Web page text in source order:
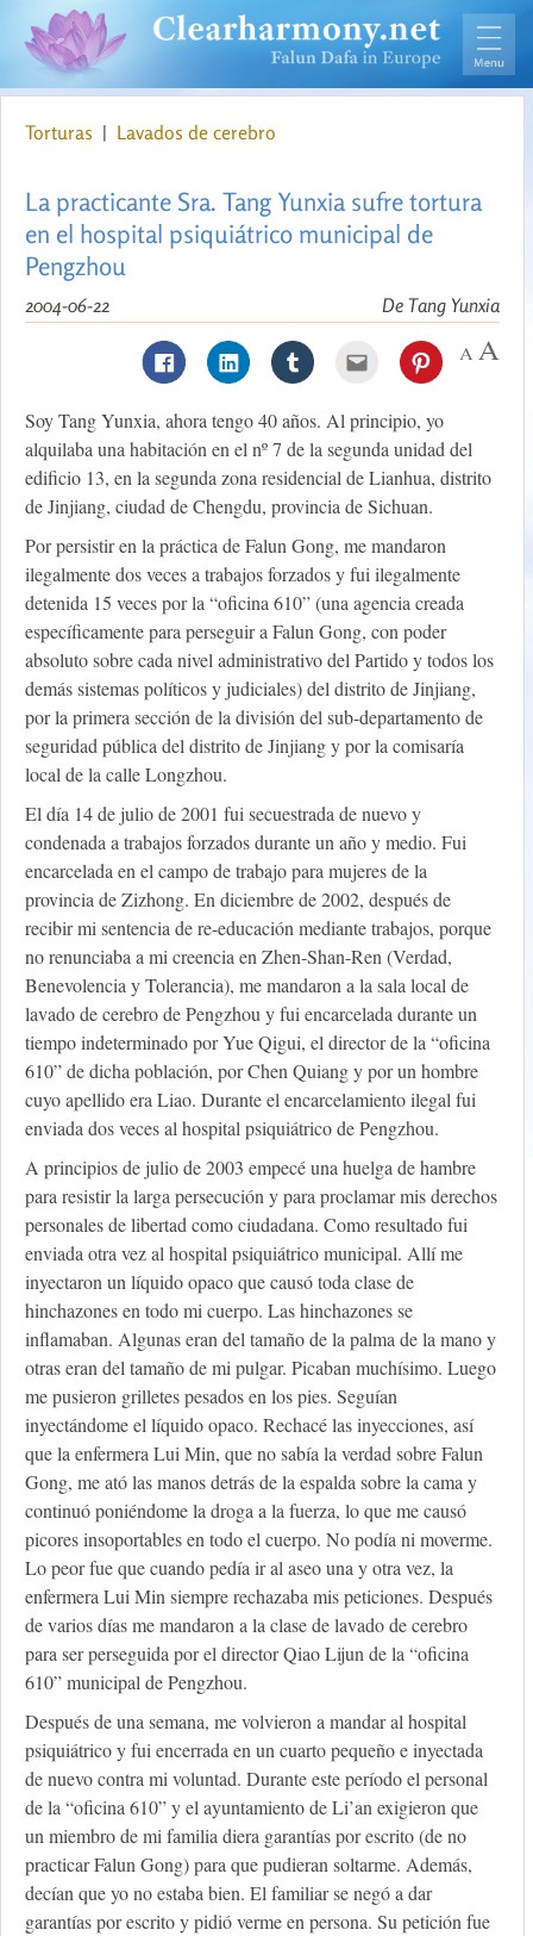
Torturas | Lavados de cerebro
La practicante Sra. Tang Yunxia sufre tortura
en el hospital psiquiátrico municipal de
Pengzhou
De Tang Yunxia
2004-06-22
Soy Tang Yunxia, ahora tengo 40 años. Al principio, yo
alquilaba una habitación en el nº 7 de la segunda unidad del
edificio 13, en la segunda zona residencial de Lianhua, distrito
de Jinjiang, ciudad de Chengdu, provincia de Sichuan.
Por persistir en la práctica de Falun Gong, me mandaron
ilegalmente dos veces a trabajos forzados y fui ilegalmente
detenida 15 veces por la “oficina 610” (una agencia creada
específicamente para perseguir a Falun Gong, con poder
absoluto sobre cada nivel administrativo del Partido y todos los
demás sistemas políticos y judiciales) del distrito de Jinjiang,
por la primera sección de la división del sub-departamento de
seguridad pública del distrito de Jinjiang y por la comisaría
local de la calle Longzhou.
El día 14 de julio de 2001 fui secuestrada de nuevo y
condenada a trabajos forzados durante un año y medio. Fui
encarcelada en el campo de trabajo para mujeres de la
provincia de Zizhong. En diciembre de 2002, después de
recibir mi sentencia de re-educación mediante trabajos, porque
no renunciaba a mi creencia en Zhen-Shan-Ren (Verdad,
Benevolencia y Tolerancia), me mandaron a la sala local de
lavado de cerebro de Pengzhou y fui encarcelada durante un
tiempo indeterminado por Yue Qigui, el director de la “oficina
610” de dicha población, por Chen Quiang y por un hombre
cuyo apellido era Liao. Durante el encarcelamiento ilegal fui
enviada dos veces al hospital psiquiátrico de Pengzhou.
A principios de julio de 2003 empecé una huelga de hambre
para resistir la larga persecución y para proclamar mis derechos
personales de libertad como ciudadana. Como resultado fui
enviada otra vez al hospital psiquiátrico municipal. Allí me
inyectaron un líquido opaco que causó toda clase de
hinchazones en todo mi cuerpo. Las hinchazones se
inflamaban. Algunas eran del tamaño de la palma de la mano y
otras eran del tamaño de mi pulgar. Picaban muchísimo. Luego
me pusieron grilletes pesados en los pies. Seguían
inyectándome el líquido opaco. Rechacé las inyecciones, así
que la enfermera Lui Min, que no sabía la verdad sobre Falun
Gong, me ató las manos detrás de la espalda sobre la cama y
continuó poniéndome la droga a la fuerza, lo que me causó
picores insoportables en todo el cuerpo. No podía ni moverme.
Lo peor fue que cuando pedía ir al aseo una y otra vez, la
enfermera Lui Min siempre rechazaba mis peticiones. Después
de varios días me mandaron a la clase de lavado de cerebro
para ser perseguida por el director Qiao Lijun de la “oficina
610” municipal de Pengzhou.
Después de una semana, me volvieron a mandar al hospital
psiquiátrico y fui encerrada en un cuarto pequeño e inyectada
de nuevo contra mi voluntad. Durante este período el personal
de la “oficina 610” y el ayuntamiento de Li’an exigieron que
un miembro de mi familia diera garantías por escrito (de no
practicar Falun Gong) para que pudieran soltarme. Además,
decían que yo no estaba bien. El familiar se negó a dar
garantías por escrito y pidió verme en persona. Su petición fue